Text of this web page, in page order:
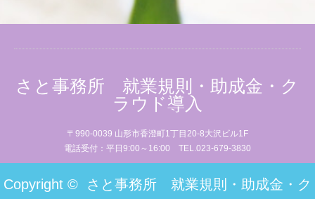
さと事務所 就業規則・助成金・ク
ラウド導入
〒990-0039 山形市香澄町1丁目20-8大沢ビル1F
電話受付：平日9:00～16:00 TEL.023-679-3830
Copyright © さと事務所 就業規則・助成金・ク